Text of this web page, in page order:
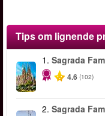
Tips om lignende
1. Sagrada
4.6 (102)
2. Sagrada